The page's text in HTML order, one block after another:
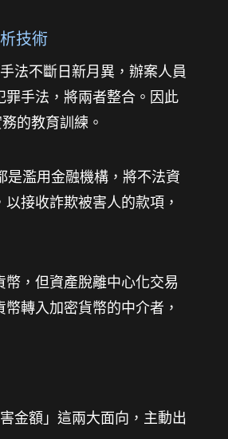
技術
法不斷日新月異，辦案人員
罪手法，將兩者整合。因此
的教育訓練。
濫用金融機構，將不法資
接收詐欺被害人的款項，
，但資產脫離中心化交易
轉入加密貨幣的中介者，
金額」這兩大面向，主動出